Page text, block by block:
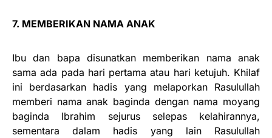
7. MEMBERIKAN NAMA ANAK
Ibu dan bapa disunatkan memberikan nama anak
sama ada pada hari pertama atau hari ketujuh. Khilaf
ini berdasarkan hadis yang melaporkan Rasulullah
memberi nama anak baginda dengan nama moyang
baginda Ibrahim sejurus selepas kelahirannya,
sementara dalam hadis yang lain Rasulullah